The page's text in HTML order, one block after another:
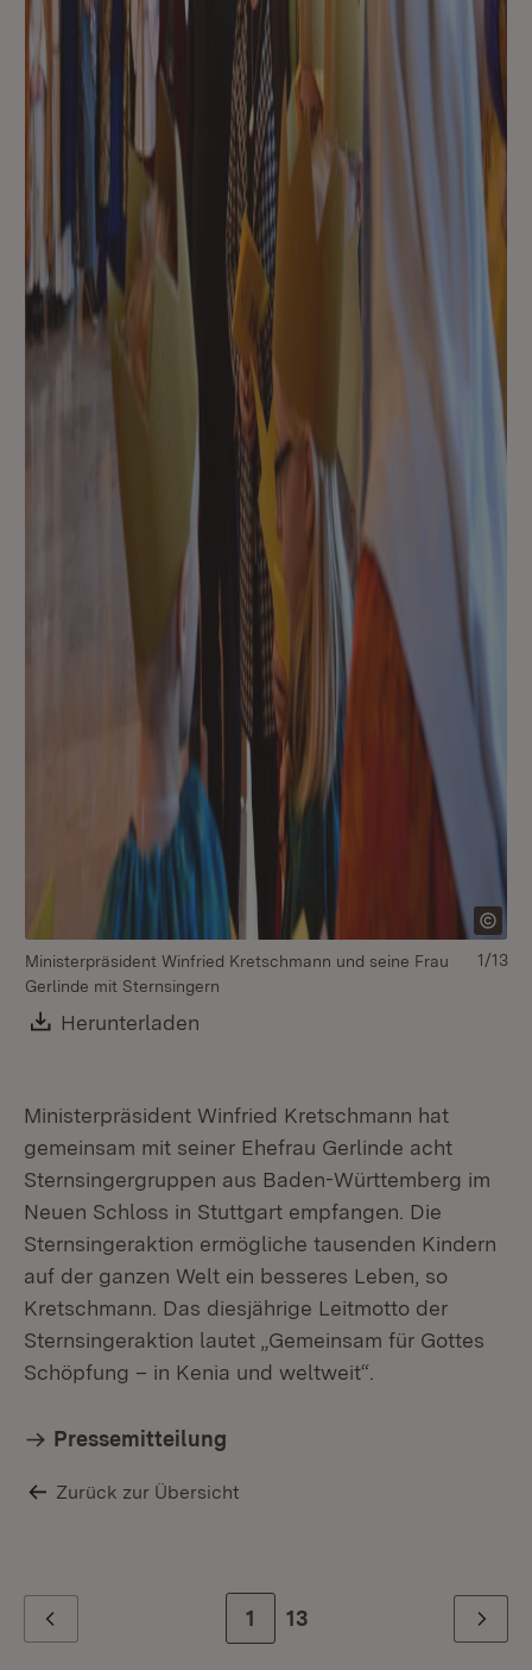
Ministerpräsident Winfried Kretschmann und seine Frau
Gerlinde mit Sternsingern
Download:
Herunterladen
1/13
Ministerpräsident Winfried Kretschmann hat
gemeinsam mit seiner Ehefrau Gerlinde acht
Sternsingergruppen aus Baden-Württemberg im
Neuen Schloss in Stuttgart empfangen. Die
Sternsingeraktion ermögliche tausenden Kindern
auf der ganzen Welt ein besseres Leben, so
Kretschmann. Das diesjährige Leitmotto der
Sternsingeraktion lautet „Gemeinsam für Gottes
Schöpfung – in Kenia und weltweit“.
Pressemitteilung
Zurück zur Übersicht
Zur Seite
1 Zur letzten Seite
13 Weiter